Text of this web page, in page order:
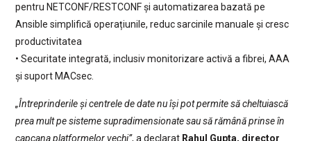
pentru NETCONF/RESTCONF și automatizarea bazată pe
Ansible simplifică operațiunile, reduc sarcinile manuale și cresc
productivitatea
• Securitate integrată, inclusiv monitorizare activă a fibrei, AAA
și suport MACsec.
„Întreprinderile și centrele de date nu își pot permite să cheltuiască
prea mult pe sisteme supradimensionate sau să rămână prinse în
capcana platformelor vechi”, a declarat Rahul Gupta, director